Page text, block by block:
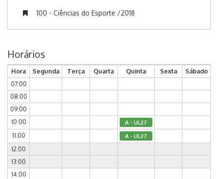
100 - Ciências do Esporte /2018
Horários
Hora Segunda Terça Quarta Quinta Sexta
Sábado
07:00
08:00
09:00
10:00
A - UL27
11:00 A - UL27
12:00
13:00
14:00